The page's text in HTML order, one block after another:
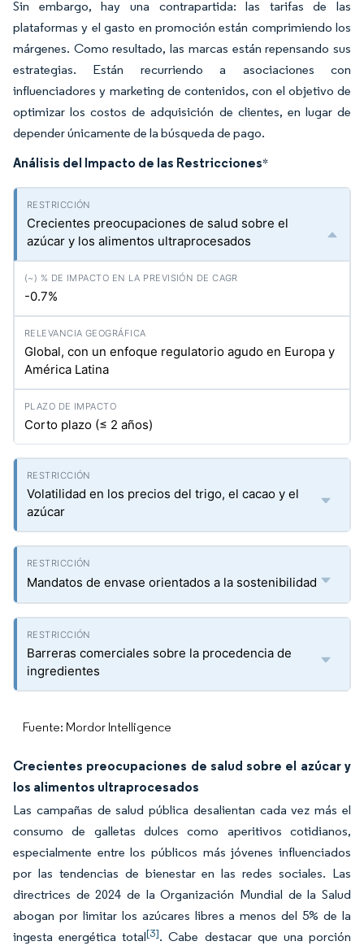
Sin embargo, hay una contrapartida: las tarifas de las
plataformas y el gasto en promoción están comprimiendo los
márgenes. Como resultado, las marcas están repensando sus
estrategias. Están recurriendo a asociaciones con
influenciadores y marketing de contenidos, con el objetivo de
optimizar los costos de adquisición de clientes, en lugar de
depender únicamente de la búsqueda de pago.
Análisis del Impacto de las Restricciones*
Crecientes preocupaciones de salud sobre el
azúcar y los alimentos ultraprocesados
-0.7%
Global, con un enfoque regulatorio agudo en Europa y
América Latina
Corto plazo (≤ 2 años)
Volatilidad en los precios del trigo, el cacao y el
azúcar
Mandatos de envase orientados a la sostenibilidad
Barreras comerciales sobre la procedencia de
ingredientes
Fuente: Mordor Intelligence
Crecientes preocupaciones de salud sobre el azúcar y
los alimentos ultraprocesados
Las campañas de salud pública desalientan cada vez más el
consumo de galletas dulces como aperitivos cotidianos,
especialmente entre los públicos más jóvenes influenciados
por las tendencias de bienestar en las redes sociales. Las
directrices de 2024 de la Organización Mundial de la Salud
abogan por limitar los azúcares libres a menos del 5% de la
ingesta energética total[3]. Cabe destacar que una porción